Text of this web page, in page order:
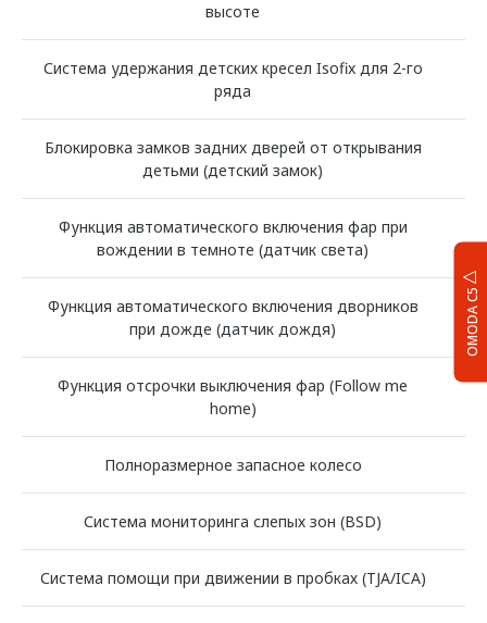
OMODA C5
высоте
Система удержания детских кресел Isofix для 2-го
ряда
Блокировка замков задних дверей от открывания
детьми (детский замок)
Функция автоматического включения фар при
вождении в темноте (датчик света)
Функция автоматического включения дворников
при дожде (датчик дождя)
Функция отсрочки выключения фар (Follow me
home)
Полноразмерное запасное колесо
Система мониторинга слепых зон (BSD)
Система помощи при движении в пробках (TJA/ICA)